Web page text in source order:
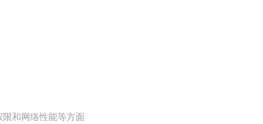
和网络性能等方面